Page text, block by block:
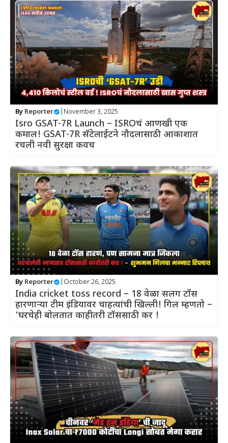
By Reporter November 3, 2025
Isro GSAT-7R Launch – ISROचं आणखी एक
कमाल! GSAT-7R सॅटेलाईटने नौदलासाठी आकाशात
रचली नवी सुरक्षा कवच
By Reporter October 26, 2025
India cricket toss record – 18 वेळा सलग टॉस
हारणाऱ्या टीम इंडियावर चाहत्यांची खिल्ली! गिल म्हणतो –
‘घरचेही बोलतात काहीतरी टॉससाठी कर !